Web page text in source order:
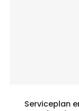
Serviceplan